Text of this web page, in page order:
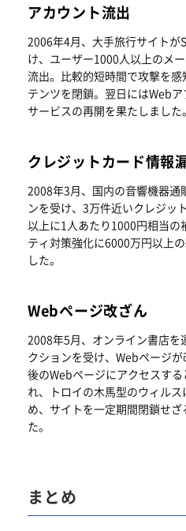
アカウント流出
2006年4月、大手旅行サイトが
け、ユーザー1000人以上のメ
流出。比較的短時間で攻撃を
テンツを閉鎖。翌日にはWeb
サービスの再開を果たしました。
クレジットカード情報
2008年3月、国内の音響機器通
ンを受け、3万件近いクレジッ
以上に1人あたり1000円相当の
ティ対策強化に6000万円以上
した。
Webページ改ざん
2008年5月、オンライン書店を
クションを受け、Webページ
後のWebページにアクセスす
れ、トロイの木馬型のウィル
め、サイトを一定期間閉鎖せ
た。
まとめ